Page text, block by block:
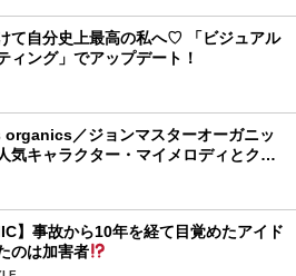
て自分史上最高の私へ♡ 「ビジュアル
ィング」でアップデート！
organics／ジョンマスターオーガニッ
気キャラクター・マイメロディとクロ
ヘアブラシとヘアオイルが7月16日
】事故から10年を経て目覚めたアイド
のは加害者